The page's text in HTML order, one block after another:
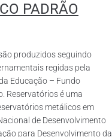
PADRÃO
produzidos seguindo
regidas pela
Educação – Fundo
Reservatórios é uma
metálicos em
de Desenvolvimento
para Desenvolvimento da